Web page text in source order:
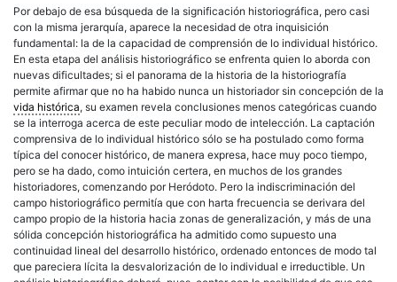
Por debajo de esa búsqueda de la significación historiográfica, pero casi
con la misma jerarquía, aparece la necesidad de otra inquisición
fundamental: la de la capacidad de comprensión de lo individual histórico.
En esta etapa del análisis historiográfico se enfrenta quien lo aborda con
nuevas dificultades; si el panorama de la historia de la historiografía
permite afirmar que no ha habido nunca un historiador sin concepción de la
vida histórica, su examen revela conclusiones menos categóricas cuando
se la interroga acerca de este peculiar modo de intelección. La captación
comprensiva de lo individual histórico sólo se ha postulado como forma
típica del conocer histórico, de manera expresa, hace muy poco tiempo,
pero se ha dado, como intuición certera, en muchos de los grandes
historiadores, comenzando por Heródoto. Pero la indiscriminación del
campo historiográfico permitía que con harta frecuencia se derivara del
campo propio de la historia hacia zonas de generalización, y más de una
sólida concepción historiográfica ha admitido como supuesto una
continuidad lineal del desarrollo histórico, ordenado entonces de modo tal
que pareciera lícita la desvalorización de lo individual e irreductible. Un